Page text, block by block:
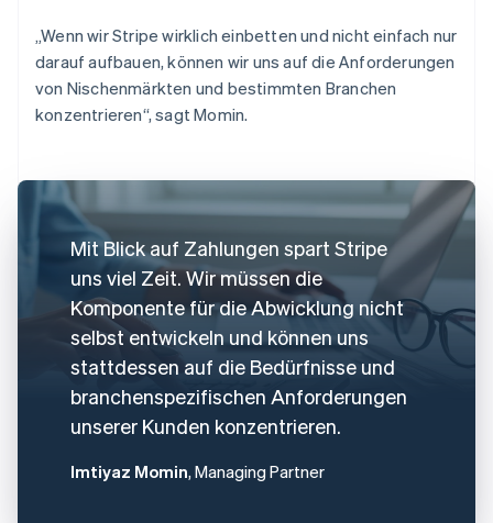
„Wenn wir Stripe wirklich einbetten und nicht einfach nur
darauf aufbauen, können wir uns auf die Anforderungen
von Nischenmärkten und bestimmten Branchen
konzentrieren“, sagt Momin.
Mit Blick auf Zahlungen spart Stripe
uns viel Zeit. Wir müssen die
Komponente für die Abwicklung nicht
selbst entwickeln und können uns
stattdessen auf die Bedürfnisse und
branchenspezifischen Anforderungen
unserer Kunden konzentrieren.
Imtiyaz Momin, Managing Partner